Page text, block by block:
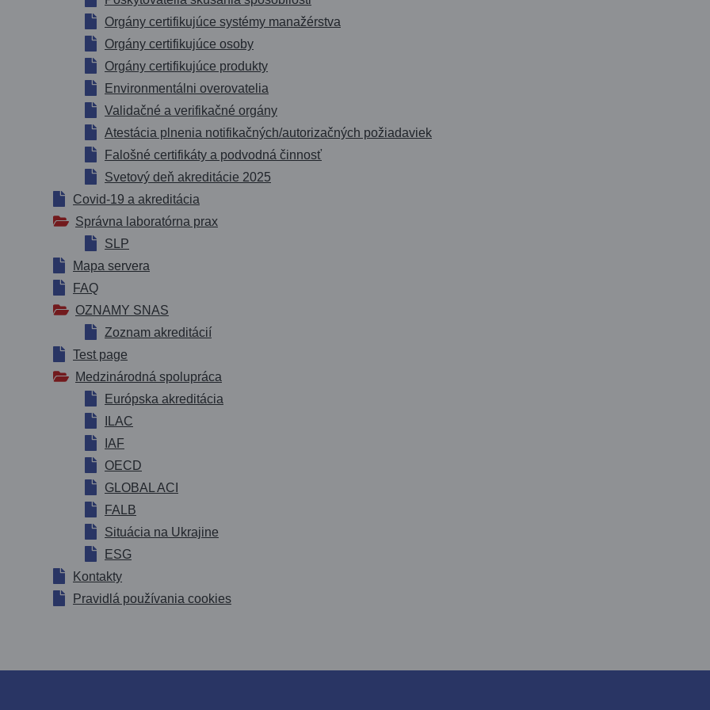
Orgány certifikujúce systémy manažérstva
Orgány certifikujúce osoby
Orgány certifikujúce produkty
Environmentálni overovatelia
Validačné a verifikačné orgány
Atestácia plnenia notifikačných/autorizačných požiadaviek
Falošné certifikáty a podvodná činnosť
Svetový deň akreditácie 2025
Covid-19 a akreditácia
Správna laboratórna prax
SLP
Mapa servera
FAQ
OZNAMY SNAS
Zoznam akreditácií
Test page
Medzinárodná spolupráca
Európska akreditácia
ILAC
IAF
OECD
GLOBAL ACI
FALB
Situácia na Ukrajine
ESG
Kontakty
Pravidlá používania cookies